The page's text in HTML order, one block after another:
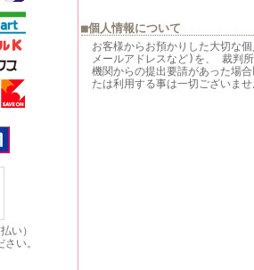
い）
い。
■個人情報について
お客様からお預かりした大切な
メールアドレスなど)を、 裁判
機関からの提出要請があった場
たは利用する事は一切ございませ